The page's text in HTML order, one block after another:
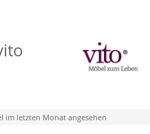
im letzten Monat angesehen